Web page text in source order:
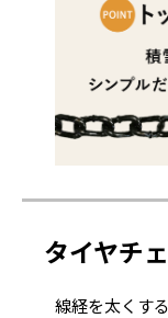
タイヤチ
線経を太くす